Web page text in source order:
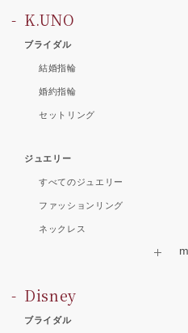
K.UNO
ブライダル
結婚指輪
婚約指輪
セットリング
ジュエリー
すべてのジュエリー
ファッションリング
ネックレス
Disney
ブライダル